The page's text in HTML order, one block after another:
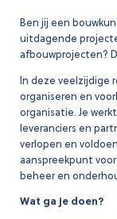
Ben jij een
uitdagende
afbouwprojecten?
In deze veelzijdige
organiseren en
organisatie. Je
leveranciers en
verlopen en
aanspreekpunt
beheer en
Wat ga je doen?